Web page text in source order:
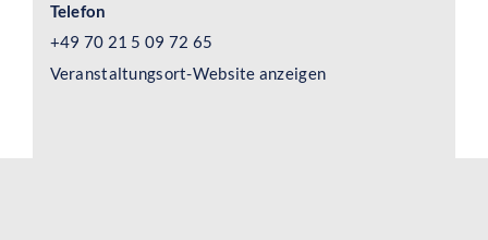
Telefon
+49 70 21 5 09 72 65
Veranstaltungsort-Website anzeigen